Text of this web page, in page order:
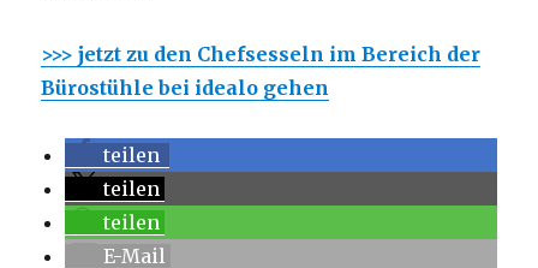
>>> jetzt zu den Chefsesseln im Bereich der
Bürostühle bei idealo gehen
teilen
teilen
teilen
E-Mail